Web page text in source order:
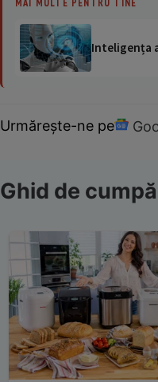
Inteligența
Urmărește-ne pe
Ghid de